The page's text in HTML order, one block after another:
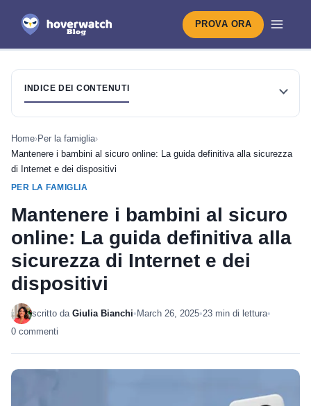
PROVA ORA
INDICE DEI CONTENUTI
Home›Per la famiglia›
Mantenere i bambini al sicuro online: La guida definitiva alla sicurezza
di Internet e dei dispositivi
PER LA FAMIGLIA
Mantenere i bambini al sicuro
online: La guida definitiva alla
sicurezza di Internet e dei
dispositivi
scritto da Giulia Bianchi• March 26, 2025•23 min di lettura•
0 commenti